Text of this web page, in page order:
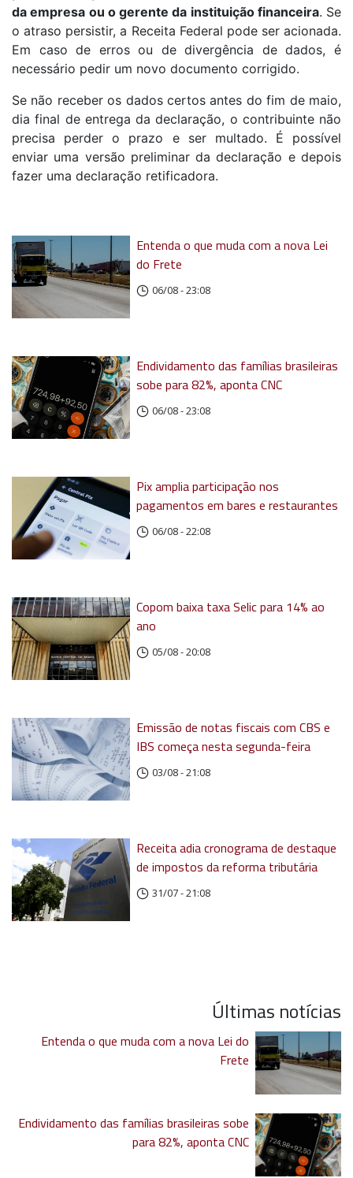
da empresa ou o gerente da instituição financeira. Se
o atraso persistir, a Receita Federal pode ser acionada.
Em caso de erros ou de divergência de dados, é
necessário pedir um novo documento corrigido.
Se não receber os dados certos antes do fim de maio,
dia final de entrega da declaração, o contribuinte não
precisa perder o prazo e ser multado. É possível
enviar uma versão preliminar da declaração e depois
fazer uma declaração retificadora.
Entenda o que muda com a nova Lei
do Frete
06/08 - 23:08
Endividamento das famílias brasileiras
sobe para 82%, aponta CNC
06/08 - 23:08
Pix amplia participação nos
pagamentos em bares e restaurantes
06/08 - 22:08
Copom baixa taxa Selic para 14% ao
ano
05/08 - 20:08
Emissão de notas fiscais com CBS e
IBS começa nesta segunda-feira
03/08 - 21:08
Receita adia cronograma de destaque
de impostos da reforma tributária
31/07 - 21:08
Últimas notícias
Entenda o que muda com a nova Lei do
Frete
Endividamento das famílias brasileiras sobe
para 82%, aponta CNC